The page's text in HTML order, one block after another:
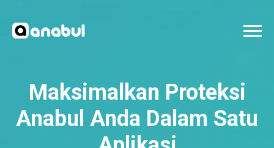
Maksimalkan Proteksi
Anabul Anda Dalam Satu